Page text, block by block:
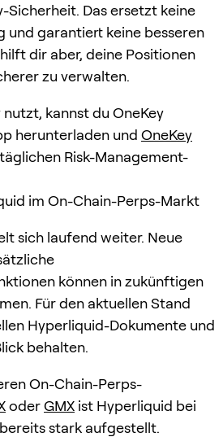
Sicherheit. Das ersetzt keine
und garantiert keine besseren
dir aber, deine Positionen
zu verwalten.
kannst du OneKey
herunterladen und OneKey
Risk-Management-
im On-Chain-Perps-Markt
sich laufend weiter. Neue
können in zukünftigen
Für den aktuellen Stand
Hyperliquid-Dokumente und
behalten.
On-Chain-Perps-
oderGMX ist Hyperliquid bei
stark aufgestellt.